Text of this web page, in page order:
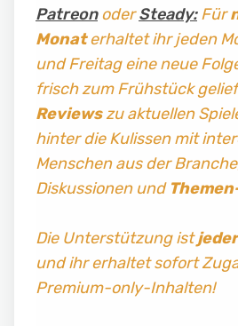
PatreonoderSteady:Für
Monaterhaltet ihr jeden
und Freitag eine neue
frisch zum Frühstück
Reviewszu aktuellen
hinter die Kulissen mit
Menschen aus der
Diskussionen und
Die Unterstützung ist
und ihr erhaltet sofort
Premium-only-Inhalten!